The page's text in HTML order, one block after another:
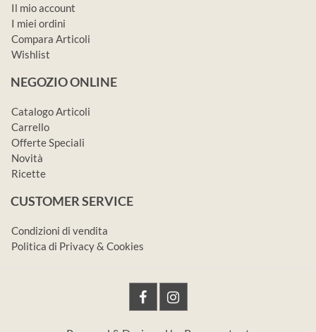
Il mio account
I miei ordini
Compara Articoli
Wishlist
NEGOZIO ONLINE
Catalogo Articoli
Carrello
Offerte Speciali
Novità
Ricette
CUSTOMER SERVICE
Condizioni di vendita
Politica di Privacy & Cookies